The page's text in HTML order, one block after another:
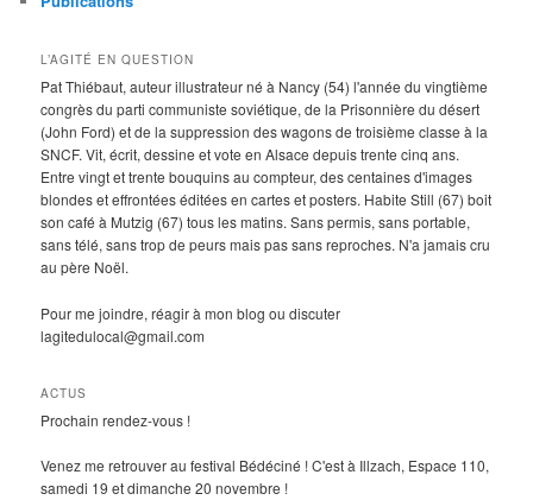
L’AGITÉ EN QUESTION
Pat Thiébaut, auteur illustrateur né à Nancy (54) l'année du vingtième
congrès du parti communiste soviétique, de la Prisonnière du désert
(John Ford) et de la suppression des wagons de troisième classe à la
SNCF. Vit, écrit, dessine et vote en Alsace depuis trente cinq ans.
Entre vingt et trente bouquins au compteur, des centaines d'images
blondes et effrontées éditées en cartes et posters. Habite Still (67) boit
son café à Mutzig (67) tous les matins. Sans permis, sans portable,
sans télé, sans trop de peurs mais pas sans reproches. N'a jamais cru
au père Noël.
Pour me joindre, réagir à mon blog ou discuter
lagitedulocal@gmail.com
ACTUS
Prochain rendez-vous !
Venez me retrouver au festival Bédéciné ! C'est à Illzach, Espace 110,
samedi 19 et dimanche 20 novembre !